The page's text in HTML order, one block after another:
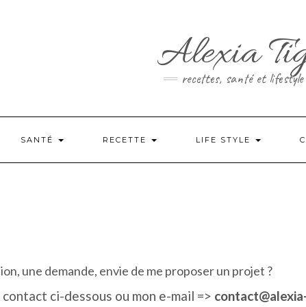
Alexia
recettes, santé et lifestyle
SANTÉ RECETTE LIFE STYLE
une demande, envie de me proposer un projet ?
ci-dessous ou mon e-mail =>